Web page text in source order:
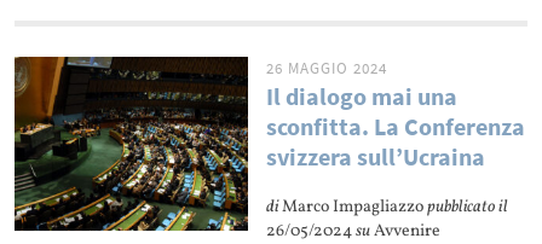
26 MAGGIO 2024
Il dialogo mai una
sconfitta. La Conferenza
svizzera sull’Ucraina
diMarco Impagliazzopubblicato il
26/05/2024suAvvenire